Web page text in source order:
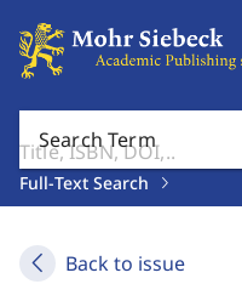
Search Term
Full-Text Search
Back to issue